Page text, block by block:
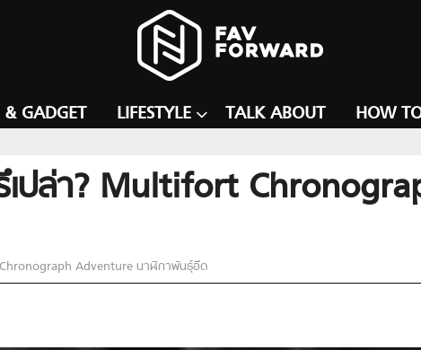
& GADGET LIFESTYLE TALK ABOUT HOW
เปล่า? Multifort
Adventure นาฬิกาพันธุ์อึด